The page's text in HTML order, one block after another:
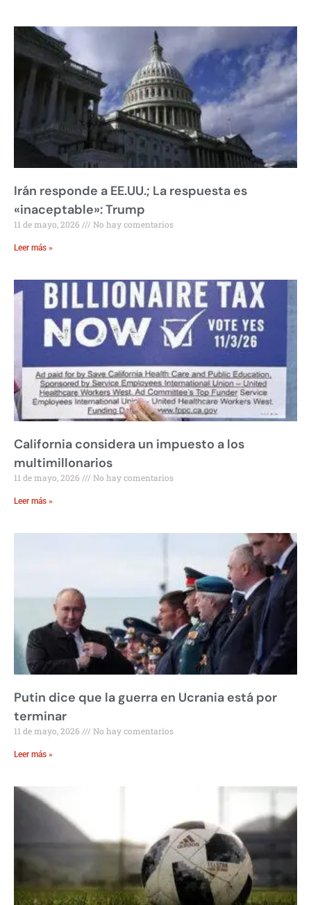
Irán responde a EE.UU.; La respuesta es
«inaceptable»: Trump
11 de mayo, 2026 No hay comentarios
Leer más »
California considera un impuesto a los
multimillonarios
11 de mayo, 2026 No hay comentarios
Leer más »
Putin dice que la guerra en Ucrania está por
terminar
11 de mayo, 2026 No hay comentarios
Leer más »